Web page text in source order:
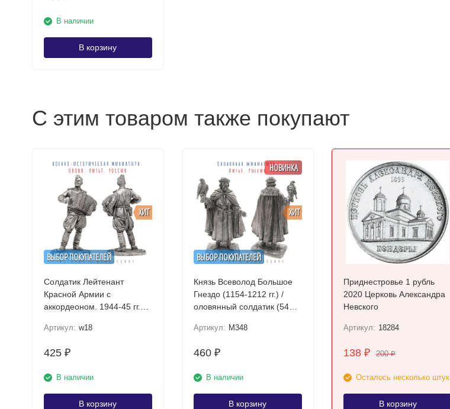
В наличии
В корзину
С этим товаром также покупают
ВЫБОР ПОКУПАТЕЛЕЙ
ХИТ
Солдатик Лейтенант
Красной Армии с
аккордеоном. 1944-45 гг.
Артикул: w18
425 ₽
В наличии
В корзину
ВЫБОР ПОКУПАТЕЛЕЙ
ХИТ
НОВИНКА
Князь Всеволод Большое
Гнездо (1154-1212 гг.) /
оловянный солдатик (54мм
Артикул: M348
460 ₽
В наличии
В корзину
Приднестровье 1 рубль
2020 Церковь Александра
Невского
Артикул: 18284
138₽ 200₽
Осталось несколько штук
В корзину